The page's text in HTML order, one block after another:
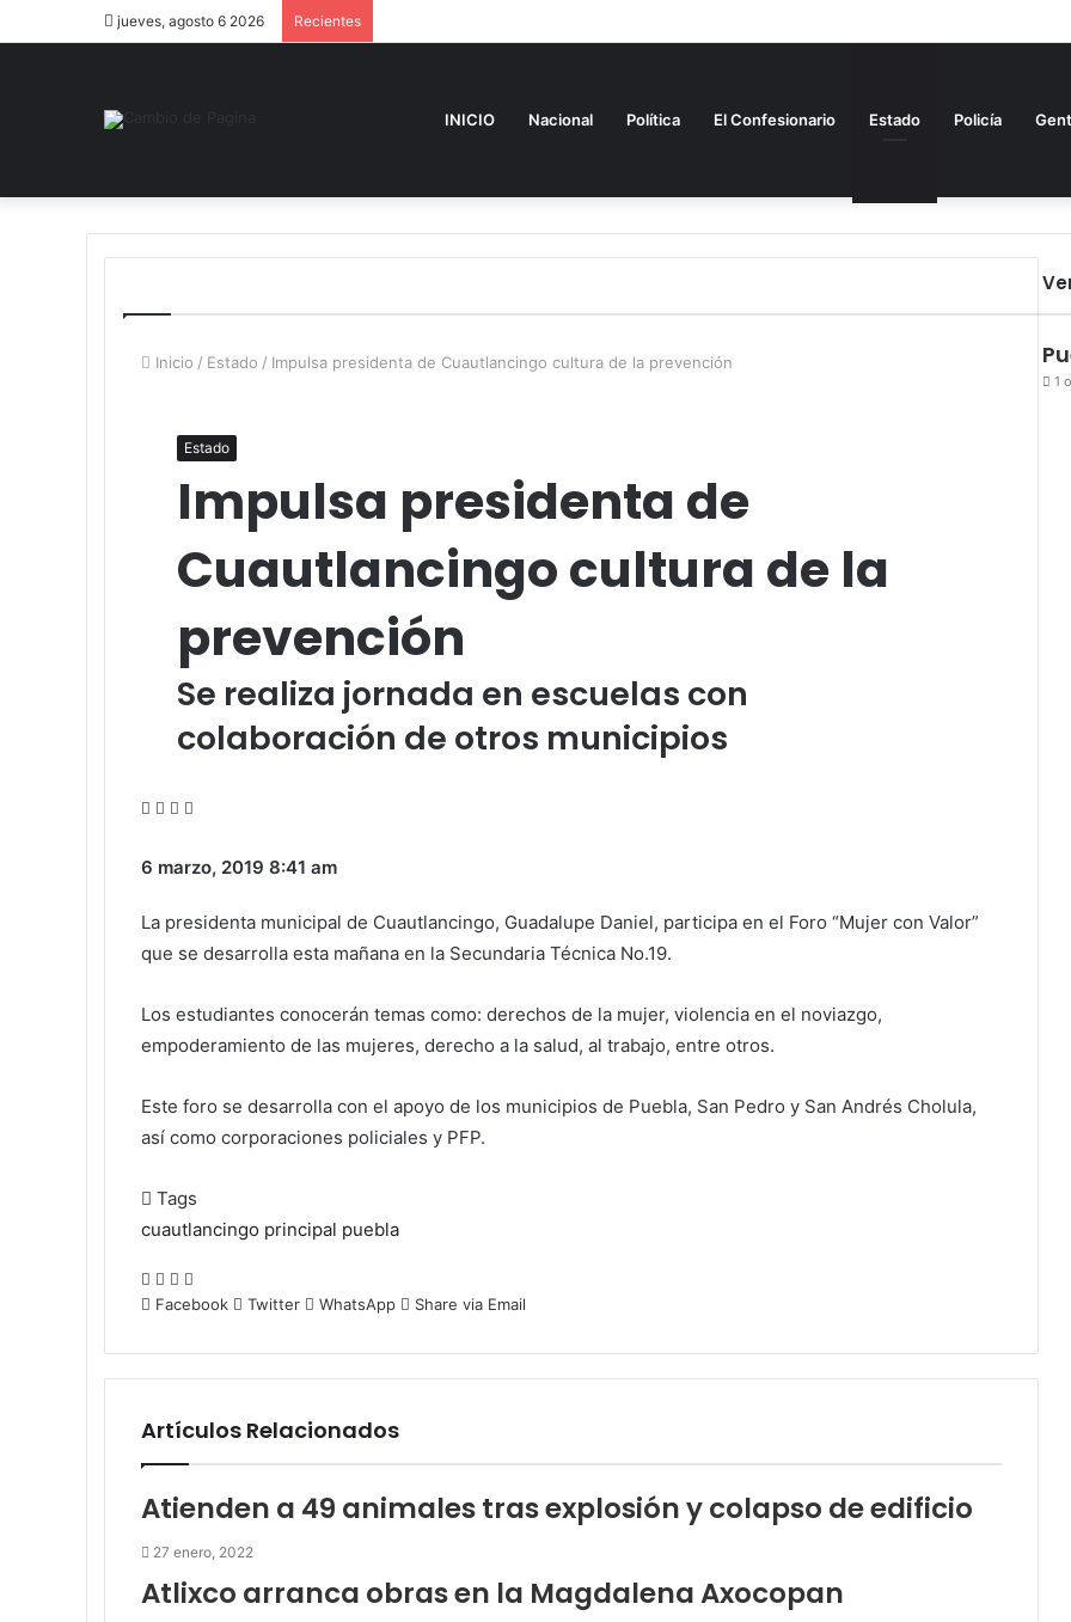
jueves, agosto 6 2026 Recientes
INICIO Nacional Política El Confesionario Estado Policía
Inicio / Estado / Impulsa presidenta de Cuautlancingo cultura de la prevención
Estado
Impulsa presidenta de
Cuautlancingo cultura de la
prevención
Se realiza jornada en escuelas con
colaboración de otros municipios
Facebook
Twitter
WhatsApp
Email
6 marzo, 2019 8:41 am
La presidenta municipal de Cuautlancingo, Guadalupe Daniel, participa en el Foro “Mujer con Valor”
que se desarrolla esta mañana en la Secundaria Técnica No.19.
Los estudiantes conocerán temas como: derechos de la mujer, violencia en el noviazgo,
empoderamiento de las mujeres, derecho a la salud, al trabajo, entre otros.
Este foro se desarrolla con el apoyo de los municipios de Puebla, San Pedro y San Andrés Cholula,
así como corporaciones policiales y PFP.
Tags
cuautlancingo principal puebla
Facebook
Twitter
WhatsApp
via
Facebook Twitter WhatsApp Share via Email
Artículos Relacionados
Atienden a 49 animales tras explosión y colapso de edificio
27 enero, 2022
Atlixco arranca obras en la Magdalena Axocopan
1